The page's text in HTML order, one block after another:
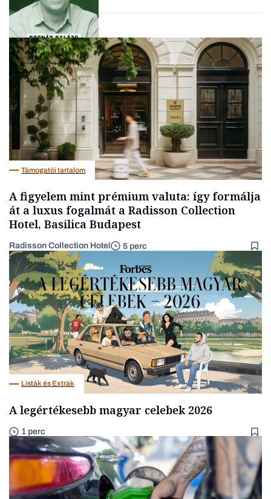
Podcast
Támogatói tartalom
A figyelem mint prémium valuta: így formálja
át a luxus fogalmát a Radisson Collection
Hotel, Basilica Budapest
Radisson Collection Hotel 5 perc
Listák és Extrák
A legértékesebb magyar celebek 2026
1 perc